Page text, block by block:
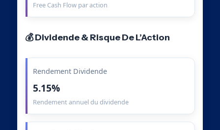
Free Cash Flow par action
💰 Dividende & Risque De L’Action
Rendement Dividende
5.15%
Rendement annuel du dividende